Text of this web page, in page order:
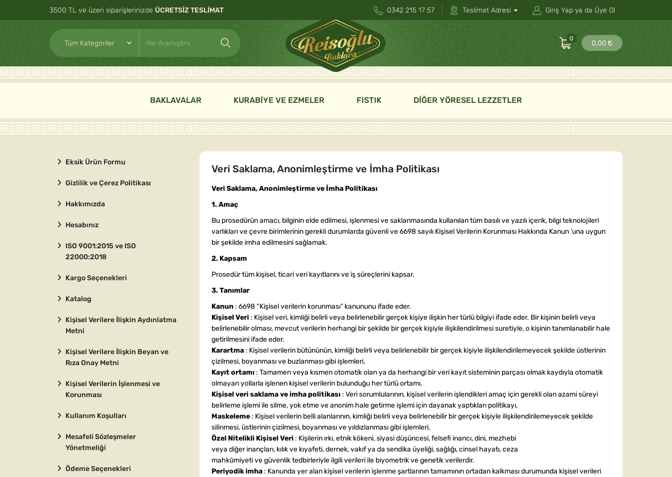
3500 TL ve üzeri siparişlerinizde ÜCRETSİZ TESLİMAT 0342 215 17 57 Teslimat Adresi Giriş Yap ya da Üye Ol
0
0,00
BAKLAVALAR KURABİYE VE EZMELER FISTIK DİĞER YÖRESEL LEZZETLER
Eksik Ürün Formu
Gizlilik ve Çerez Politikası
Hakkımızda
Hesabınız
ISO 9001:2015 ve ISO
22000:2018
Kargo Seçenekleri
Katalog
Kişisel Verilere İlişkin Aydınlatma
Metni
Kişisel Verilere İlişkin Beyan ve
Rıza Onay Metni
Kişisel Verilerin İşlenmesi ve
Korunması
Kullanım Koşulları
Mesafeli Sözleşmeler
Yönetmeliği
Ödeme Seçenekleri
Veri Saklama, Anonimleştirme ve İmha Politikası
Veri Saklama, Anonimleştirme ve İmha Politikası
1. Amaç
Bu prosedürün amacı, bilginin elde edilmesi, işlenmesi ve saklanmasında kullanılan tüm basılı ve yazılı içerik, bilgi teknolojileri
varlıkları ve çevre birimlerinin gerekli durumlarda güvenli ve 6698 sayılı Kişisel Verilerin Korunması Hakkında Kanun ‘una uygun
bir şekilde imha edilmesini sağlamak.
2. Kapsam
Prosedür tüm kişisel, ticari veri kayıtlarını ve iş süreçlerini kapsar.
3. Tanımlar
Kanun : 6698 “Kişisel verilerin korunması” kanununu ifade eder.
Kişisel Veri : Kişisel veri, kimliği belirli veya belirlenebilir gerçek kişiye ilişkin her türlü bilgiyi ifade eder. Bir kişinin belirli veya
belirlenebilir olması, mevcut verilerin herhangi bir şekilde bir gerçek kişiyle ilişkilendirilmesi suretiyle, o kişinin tanımlanabilir hale
getirilmesini ifade eder.
Karartma : Kişisel verilerin bütününün, kimliği belirli veya belirlenebilir bir gerçek kişiyle ilişkilendirilemeyecek şekilde üstlerinin
çizilmesi, boyanması ve buzlanması gibi işlemleri,
Kayıt ortamı : Tamamen veya kısmen otomatik olan ya da herhangi bir veri kayıt sisteminin parçası olmak kaydıyla otomatik
olmayan yollarla işlenen kişisel verilerin bulunduğu her türlü ortamı,
Kişisel veri saklama ve imha politikası : Veri sorumlularının, kişisel verilerin işlendikleri amaç için gerekli olan azami süreyi
belirleme işlemi ile silme, yok etme ve anonim hale getirme işlemi için dayanak yaptıkları politikayı,
Maskeleme : Kişisel verilerin belli alanlarının, kimliği belirli veya belirlenebilir bir gerçek kişiyle ilişkilendirilemeyecek şekilde
silinmesi, üstlerinin çizilmesi, boyanması ve yıldızlanması gibi işlemleri,
Özel Nitelikli Kişisel Veri : Kişilerin ırkı, etnik kökeni, siyasi düşüncesi, felsefi inancı, dini, mezhebi
veya diğer inançları, kılık ve kıyafeti, dernek, vakıf ya da sendika üyeliği, sağlığı, cinsel hayatı, ceza
mahkûmiyeti ve güvenlik tedbirleriyle ilgili verileri ile biyometrik ve genetik verilerdir.
Periyodik imha : Kanunda yer alan kişisel verilerin işlenme şartlarının tamamının ortadan kalkması durumunda kişisel verileri